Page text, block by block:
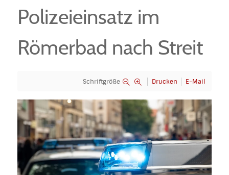
Polizeieinsatz im
Römerbad nach Streit
Schriftgröße Drucken E-Mail